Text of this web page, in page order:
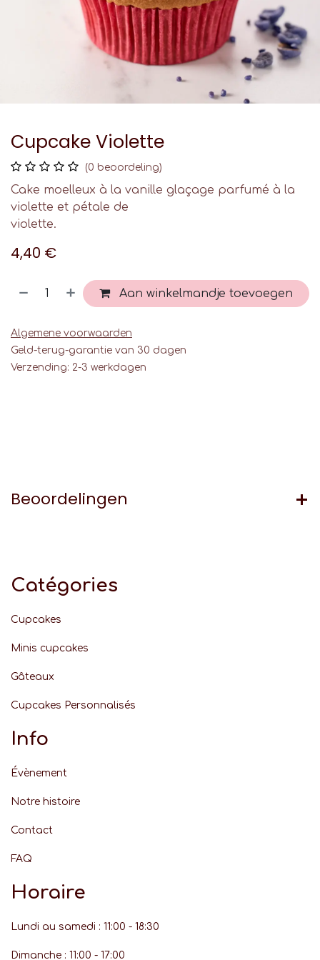
Cupcake Violette
(0 beoordeling)
Cake moelleux à la vanille glaçage parfumé à la
violette et pétale de
violette.
4,40 €
Aan winkelmandje toevoegen
Algemene voorwaarden
Geld-terug-garantie van 30 dagen
Verzending: 2-3 werkdagen
Beoordelingen
Catégories
Cupcakes
Minis cupcakes
Gâteaux
Cupcakes Personnalisés
Info
Évènement
Notre histoire
Contact
FAQ
Horaire
Lundi au samedi : 11:00 - 18:30
Dimanche : 11:00 - 17:00